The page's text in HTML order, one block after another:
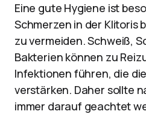
Eine gute Hygiene ist
Schmerzen in der Klitoris
zu vermeiden. Schweiß,
Bakterien können zu
Infektionen führen, die
verstärken. Daher sollte
immer darauf geachtet